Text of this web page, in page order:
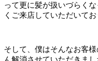
って更に髪が扱いづらく
くご来店していただいてお
そして、僕はそんなお客
ん解消させていただきま